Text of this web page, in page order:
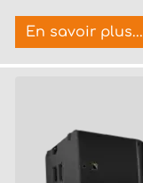
En savoir plus...